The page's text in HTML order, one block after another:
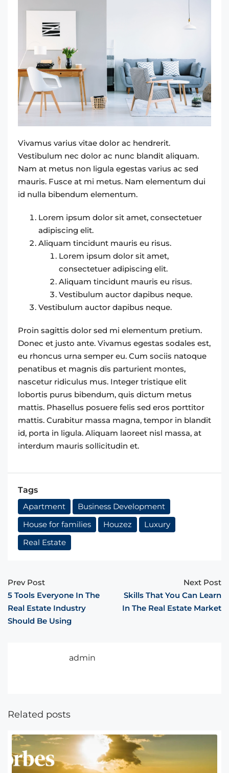
Vivamus varius vitae dolor ac hendrerit.
Vestibulum nec dolor ac nunc blandit aliquam.
Nam at metus non ligula egestas varius ac sed
mauris. Fusce at mi metus. Nam elementum dui
id nulla bibendum elementum.
Lorem ipsum dolor sit amet, consectetuer
adipiscing elit.
Aliquam tincidunt mauris eu risus.
Lorem ipsum dolor sit amet,
consectetuer adipiscing elit.
Aliquam tincidunt mauris eu risus.
Vestibulum auctor dapibus neque.
Vestibulum auctor dapibus neque.
Proin sagittis dolor sed mi elementum pretium.
Donec et justo ante. Vivamus egestas sodales est,
eu rhoncus urna semper eu. Cum sociis natoque
penatibus et magnis dis parturient montes,
nascetur ridiculus mus. Integer tristique elit
lobortis purus bibendum, quis dictum metus
mattis. Phasellus posuere felis sed eros porttitor
mattis. Curabitur massa magna, tempor in blandit
id, porta in ligula. Aliquam laoreet nisl massa, at
interdum mauris sollicitudin et.
Tags
Apartment
Business Development
House for families
Houzez
Luxury
Real Estate
Prev Post
5 Tools Everyone In The
Real Estate Industry
Should Be Using
Next Post
Skills That You Can Learn
In The Real Estate Market
admin
Related posts